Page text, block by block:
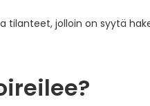
jolloin on syytä